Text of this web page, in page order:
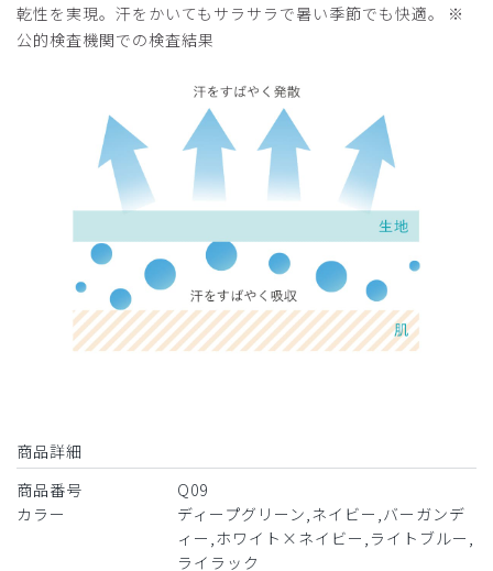
乾性を実現。汗をかいてもサラサラで暑い季節でも快適。 ※
公的検査機関での検査結果
商品詳細
商品番号
Q09
カラー
ディープグリーン,ネイビー,バーガンデ
ィー,ホワイト×ネイビー,ライトブルー,
ライラック